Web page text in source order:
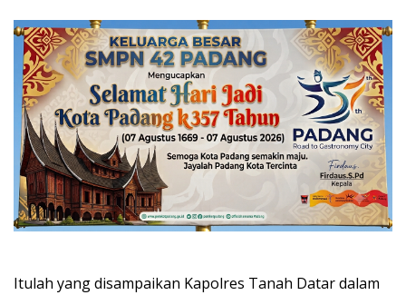
Itulah yang disampaikan Kapolres Tanah Datar dalam